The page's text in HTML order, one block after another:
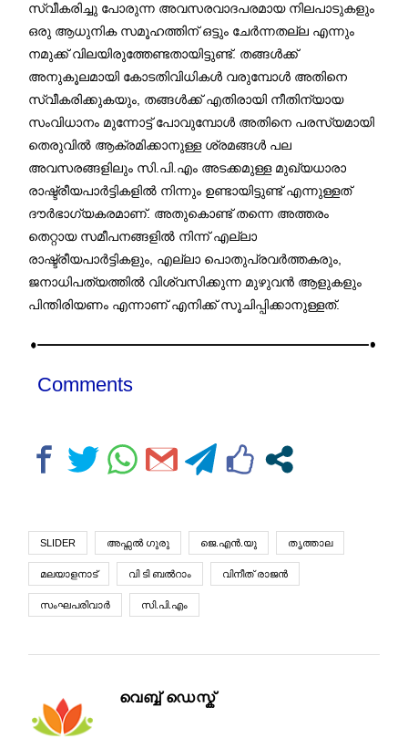
സ്വീകരിച്ചു പോരുന്ന അവസരവാദപരമായ നിലപാടുകളും
ഒരു ആധുനിക സമൂഹത്തിന് ഒട്ടും ചേര്‍ന്നതല്ല എന്നും
നമുക്ക് വിലയിരുത്തേണ്ടതായിട്ടുണ്ട്. തങ്ങള്‍ക്ക്
അനുകൂലമായി കോടതിവിധികള്‍ വരുമ്പോള്‍ അതിനെ
സ്വീകരിക്കുകയും, തങ്ങള്‍ക്ക് എതിരായി നീതിന്യായ
സംവിധാനം മുന്നോട്ട് പോവുമ്പോള്‍ അതിനെ പരസ്യമായി
തെരുവില്‍ ആക്രമിക്കാനുള്ള ശ്രമങ്ങള്‍ പല
അവസരങ്ങളിലും സി.പി.എം അടക്കമുള്ള മുഖ്യധാരാ
രാഷ്ട്രീയപാര്‍ട്ടികളില്‍ നിന്നും ഉണ്ടായിട്ടുണ്ട് എന്നുള്ളത്
ദൗര്‍ഭാഗ്യകരമാണ്. അതുകൊണ്ട് തന്നെ അത്തരം
തെറ്റായ സമീപനങ്ങളില്‍ നിന്ന് എല്ലാ
രാഷ്ട്രീയപാര്‍ട്ടികളും, എല്ലാ പൊതുപ്രവര്‍ത്തകരും,
ജനാധിപത്യത്തില്‍ വിശ്വസിക്കുന്ന മുഴുവന്‍ ആളുകളും
പിന്തിരിയണം എന്നാണ് എനിക്ക് സൂചിപ്പിക്കാനുള്ളത്.
Comments
SLIDER അഫ്സല്‍ ഗുരു ജെ.എന്‍.യു തൃത്താല
മലയാളനാട് വി ടി ബല്‍റാം വിനീത് രാജന്‍
സംഘപരിവാര്‍ സി.പി.എം
വെബ്ബ് ഡെസ്ക്